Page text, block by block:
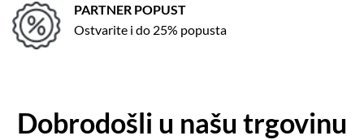
PARTNER POPUST
Ostvarite i do 25% popusta
Dobrodošli u našu trgovinu